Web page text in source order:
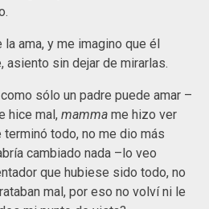
ama, y me imagino que él
asiento sin dejar de mirarlas.
sólo un padre puede amar –
hice mal, mamma me hizo ver
todo, no me dio más
cambiado nada –lo veo
que hubiese sido todo, no
mal, por eso no volví ni le